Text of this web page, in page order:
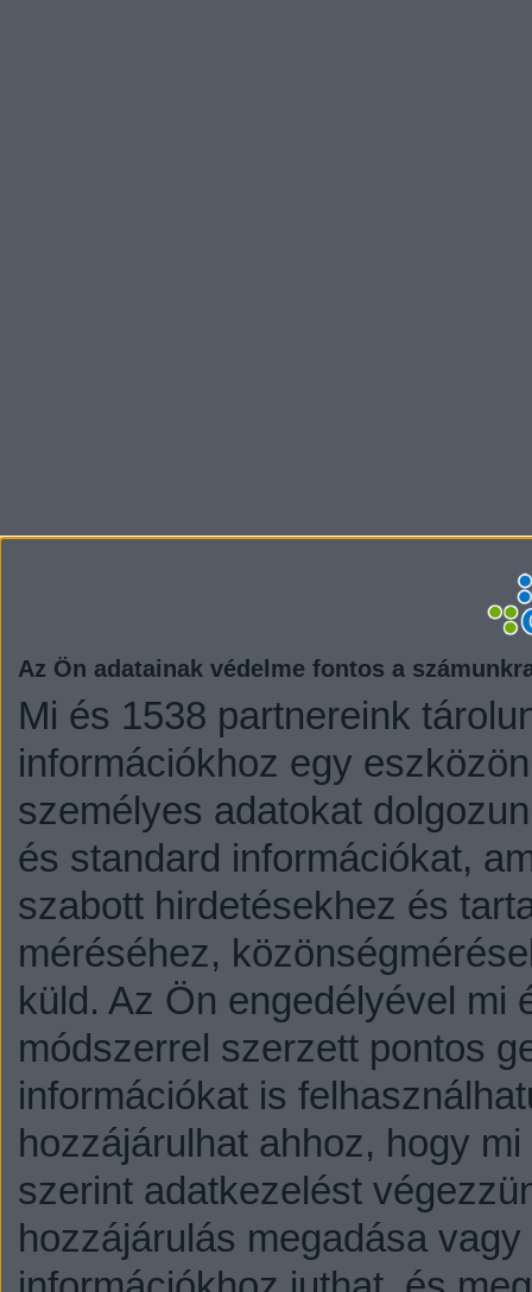
Az Ön adatainak védelme fontos a
Mi és 1538 partnereink
információkhoz egy
személyes adatokat
és standard információkat,
szabott hirdetésekhez és
méréséhez,
küld. Az Ön engedélyével mi
módszerrel szerzett pontos
információkat is
hozzájárulhat ahhoz, hogy
szerint adatkezelést
hozzájárulás megadása